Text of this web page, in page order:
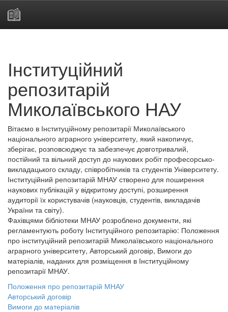
Інституційний
репозитарій
Миколаївського НАУ
Вітаємо в Інституційному репозитарії Миколаївського
національного аграрного університету, який накопичує,
зберігає, розповсюджує та забезпечує довготривалий,
постійний та вільний доступ до наукових робіт професорсько-
викладацького складу, співробітників та студентів Університету.
Інституційний репозитарій МНАУ створено для поширення
наукових публікацій у відкритому доступі, розширення
аудиторії їх користувачів (науковців, студентів, викладачів
України та світу).
Фахівцями бібліотеки МНАУ розроблено документи, які
регламентують роботу Інституційного репозитарію: Положення
про інституційний репозитарій Миколаївського національного
аграрного університету, Авторський договір, Вимоги до
матеріалів, наданих для розміщення в Інституційному
репозитарії МНАУ.
Положення про репозитарій МНАУ
Авторський договір
Вимоги до матеріалів